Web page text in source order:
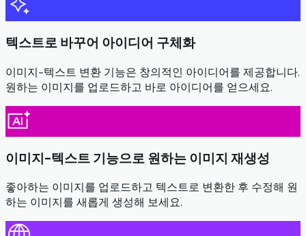
텍스트로 바꾸어 아이디어 구체화
이미지-텍스트 변환 기능은 창의적인 아이디어를 제공합니다.
원하는 이미지를 업로드하고 바로 아이디어를 얻으세요.
이미지-텍스트 기능으로 원하는 이미지 재생성
좋아하는 이미지를 업로드하고 텍스트로 변환한 후 수정해 원
하는 이미지를 새롭게 생성해 보세요.